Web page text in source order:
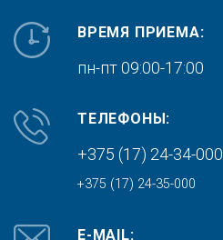
ВРЕМЯ ПРИЕМА:
пн-пт 09:00-17:00
ТЕЛЕФОНЫ:
+375 (17) 24-34-000
+375 (17) 24-35-000
E-MAIL: